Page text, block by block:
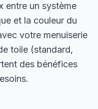
entre un système
et la couleur du
votre menuiserie
toile (standard,
des bénéfices